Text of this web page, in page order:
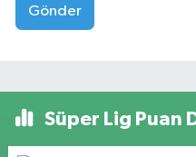
Gönder
Süper Lig Puan